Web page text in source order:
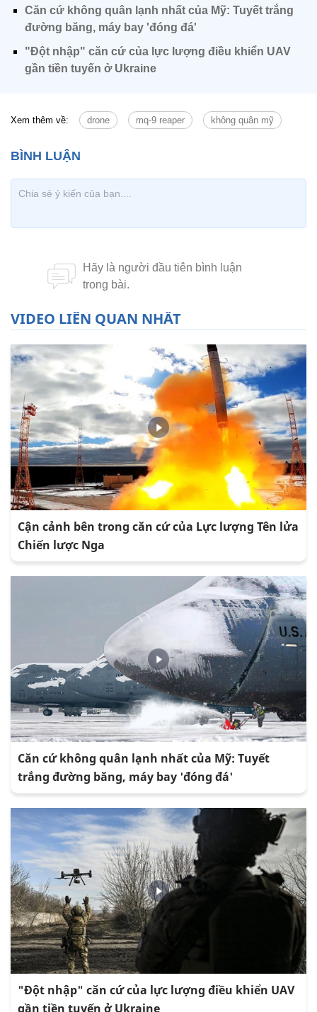
Căn cứ không quân lạnh nhất của Mỹ: Tuyết trắng
đường băng, máy bay 'đóng đá'
"Đột nhập" căn cứ của lực lượng điều khiển UAV
gần tiền tuyến ở Ukraine
Xem thêm về: drone mq-9 reaper không quân mỹ
VIDEO LIÊN QUAN NHẤT
Cận cảnh bên trong căn cứ của Lực lượng Tên lửa
Chiến lược Nga
Căn cứ không quân lạnh nhất của Mỹ: Tuyết
trắng đường băng, máy bay 'đóng đá'
"Đột nhập" căn cứ của lực lượng điều khiển UAV
gần tiền tuyến ở Ukraine